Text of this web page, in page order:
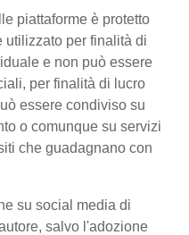
piattaforme è protetto
utilizzato per finalità di
e non può essere
per finalità di lucro
essere condiviso su
o comunque su servizi
che guadagnano con
su social media di
salvo l'adozione